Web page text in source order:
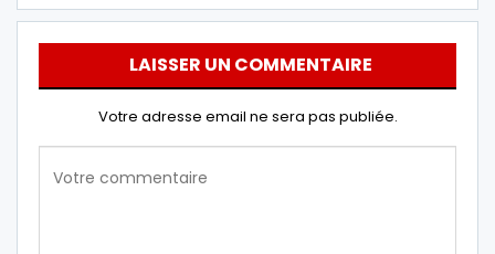
LAISSER UN COMMENTAIRE
Votre adresse email ne sera pas publiée.